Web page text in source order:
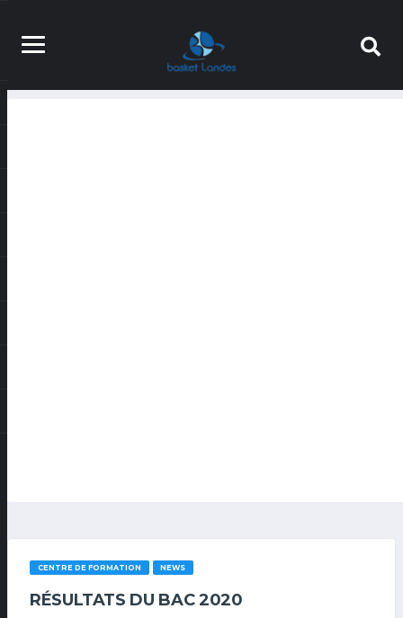
CENTRE DE FORMATION NEWS
RÉSULTATS DU BAC 2020